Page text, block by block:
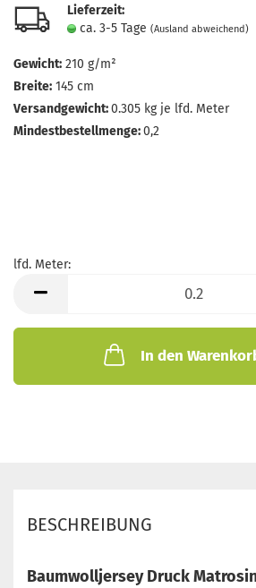
Lieferzeit:
ca. 3-5 Tage (Ausland abweichend)
Gewicht: 210 g/m²
Breite: 145 cm
Versandgewicht:0.305 kg je lfd. Meter
Mindestbestellmenge:0,2
lfd. Meter:
Meter
In den
BESCHREIBUNG
Baumwolljersey Druck